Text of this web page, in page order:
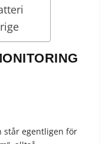
står egentligen för